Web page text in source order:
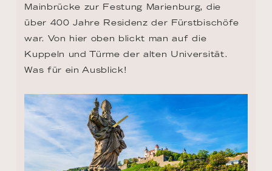
Mainbrücke zur Festung Marienburg, die
über 400 Jahre Residenz der Fürstbischöfe
war. Von hier oben blickt man auf die
Kuppeln und Türme der alten Universität.
Was für ein Ausblick!